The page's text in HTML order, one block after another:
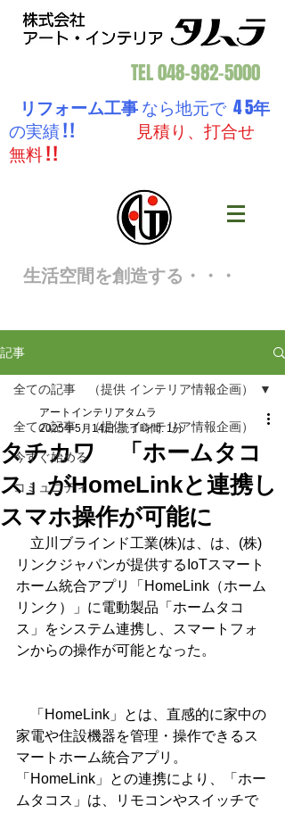
TEL048-982-5000
リフォーム工事なら地元で 4 5年
の実績 ! !
見積り、打合せ
無料 ! !
生活空間を創造する・・・
記事
全ての記事 （提供 インテリア情報企画）
今すぐ始める
コミュニティ
全ての記事 （提供 インテリア情報企画）
タチカワ 「ホームタコ
ス」がHomeLinkと連携し
スマホ操作が可能に
アートインテリアタムラ
2025年5月14日 読了時間: 1分
立川ブラインド工業(株)は、は、(株)
リンクジャパンが提供するIoTスマート
ホーム統合アプリ「HomeLink（ホーム
リンク）」に電動製品「ホームタコ
ス」をシステム連携し、スマートフォ
ンからの操作が可能となった。
「HomeLink」とは、直感的に家中の
家電や住設機器を管理・操作できるス
マートホーム統合アプリ。
「HomeLink」との連携により、「ホー
ムタコス」は、リモコンやスイッチで